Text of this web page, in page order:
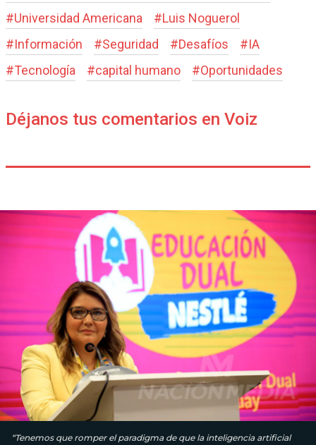
#Universidad Americana #Luis Noguerol
#Información #Seguridad #Desafíos #IA
#Tecnología #capital humano #Oportunidades
Déjanos tus comentarios en Voiz
“Tenemos que romper el paradigma de que la inteligencia artificial